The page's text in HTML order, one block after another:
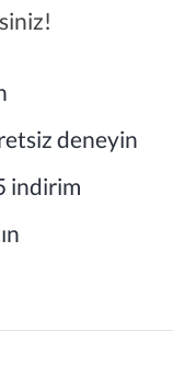
deneyin
indirim